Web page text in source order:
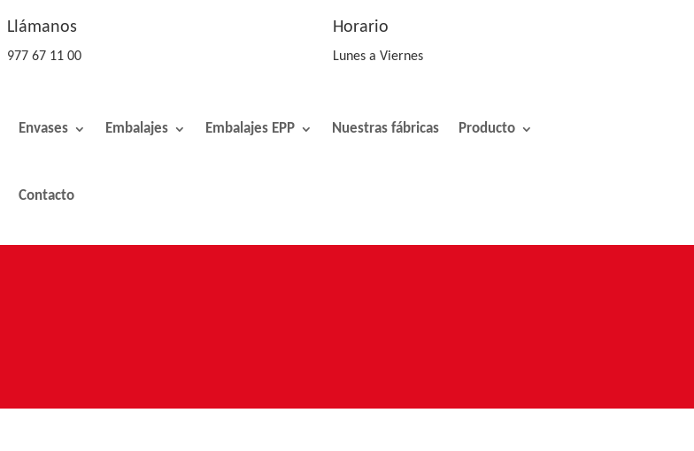
Llámanos
977 67 11 00
Horario
Lunes a Viernes
Envases Embalajes Embalajes EPP Nuestras fábricas Producto
Contacto